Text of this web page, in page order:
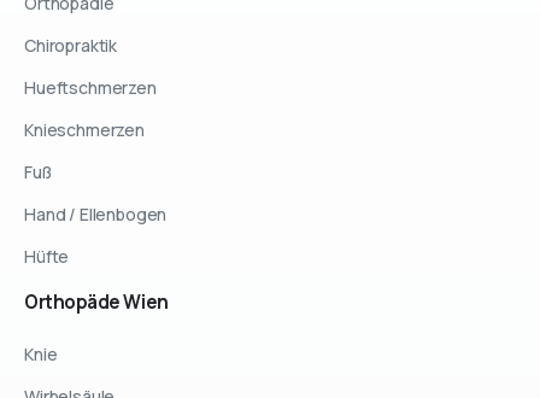
Chiropraktik
Hueftschmerzen
Knieschmerzen
Fuß
Hand / Ellenbogen
Hüfte
OrthopädeWien
Knie